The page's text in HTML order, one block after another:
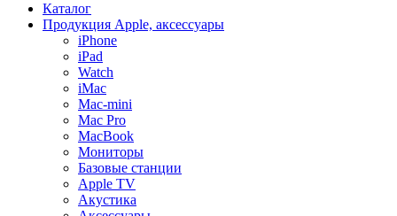
Каталог
Продукция Apple, аксессуары
iPhone
iPad
Watch
iMac
Mac-mini
Mac Pro
MacBook
Мониторы
Базовые станции
Apple TV
Акустика